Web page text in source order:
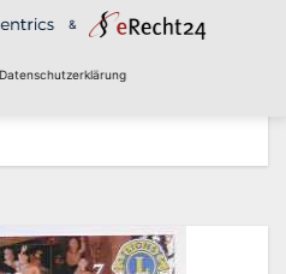
Firmeneinbruch.
ein Fenster auf…
&
Datenschutzerklärung